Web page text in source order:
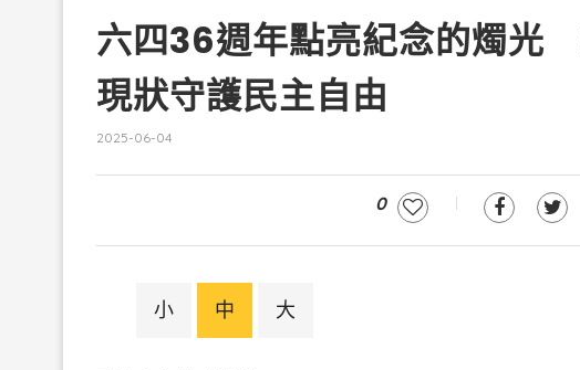
六四36週年點亮紀念的燭光
現狀守護民主自由
2025-06-04
0
小 中 大